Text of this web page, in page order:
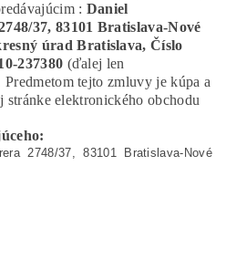
: Daniel
37, 83101 Bratislava-Nové
úrad Bratislava, Číslo
237380 (ďalej len
tejto zmluvy je kúpa a
stránke elektronického obchodu
2748/37, 83101 Bratislava-Nové